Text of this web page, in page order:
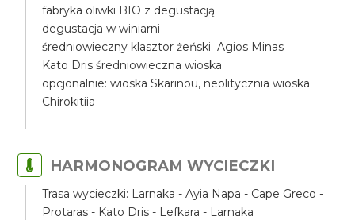
fabryka oliwki BIO z degustacją
degustacja w winiarni
średniowieczny klasztor żeński Agios Minas
Kato Dris średniowieczna wioska
opcjonalnie: wioska Skarinou, neolitycznia wioska
Chirokitiia
HARMONOGRAM WYCIECZKI
Trasa wycieczki: Larnaka - Ayia Napa - Cape Greco -
Protaras - Kato Dris - Lefkara - Larnaka